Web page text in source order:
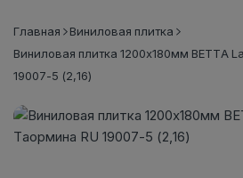
Главная
Виниловая плитка
Виниловая плитка 1200x180мм BETTA
19007-5 (2,16)